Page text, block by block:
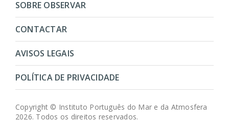
SOBRE OBSERVAR
CONTACTAR
AVISOS LEGAIS
POLÍTICA DE PRIVACIDADE
Copyright © Instituto Português do Mar e da Atmosfera
2026. Todos os direitos reservados.